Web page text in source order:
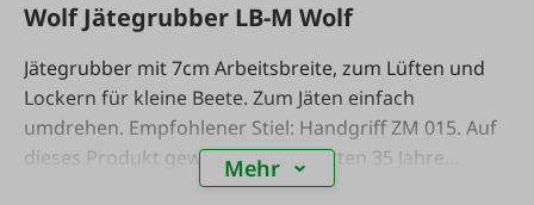
Wolf Jätegrubber LB-M Wolf
Jätegrubber mit 7cm Arbeitsbreite, zum Lüften und
Lockern für kleine Beete. Zum Jäten einfach
umdrehen. Empfohlener Stiel: Handgriff ZM 015. Auf
dieses Produkt gewährt WOLF-Garten 35 Jahre
Mehr